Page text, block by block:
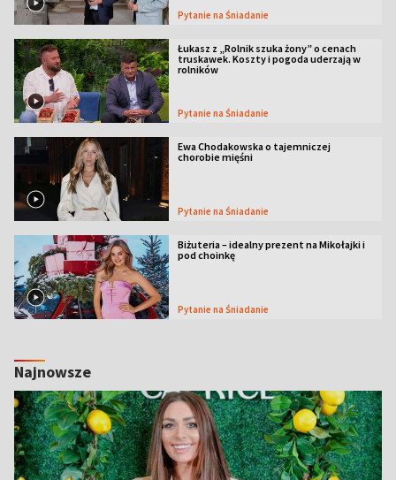
Pytanie na Śniadanie
Łukasz z „Rolnik szuka żony” o cenach
truskawek. Koszty i pogoda uderzają w
rolników
Pytanie na Śniadanie
Ewa Chodakowska o tajemniczej
chorobie mięśni
Pytanie na Śniadanie
Biżuteria – idealny prezent na Mikołajki i
pod choinkę
Pytanie na Śniadanie
Najnowsze